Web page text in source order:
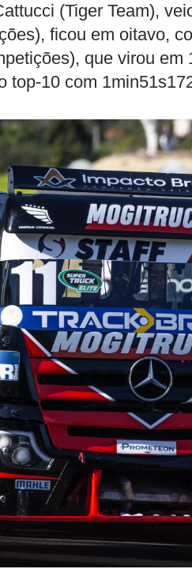
(Tiger Team),
ficou em oitavo,
que virou
top-10 com